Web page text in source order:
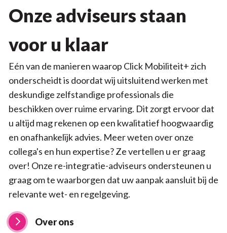
Onze adviseurs staan
voor u klaar
Eén van de manieren waarop Click Mobiliteit+ zich
onderscheidt is doordat wij uitsluitend werken met
deskundige zelfstandige professionals die
beschikken over ruime ervaring. Dit zorgt ervoor dat
u altijd mag rekenen op een kwalitatief hoogwaardig
en onafhankelijk advies. Meer weten over onze
collega's en hun expertise? Ze vertellen u er graag
over! Onze re-integratie-adviseurs ondersteunen u
graag om te waarborgen dat uw aanpak aansluit bij de
relevante wet- en regelgeving.
Over ons